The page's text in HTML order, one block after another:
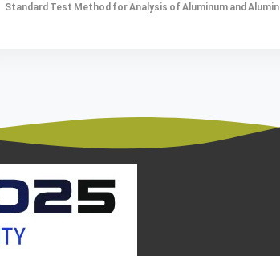
Standard Test Method for Analysis of Aluminum and